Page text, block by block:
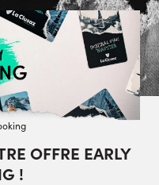
OFFRE EARLY
!